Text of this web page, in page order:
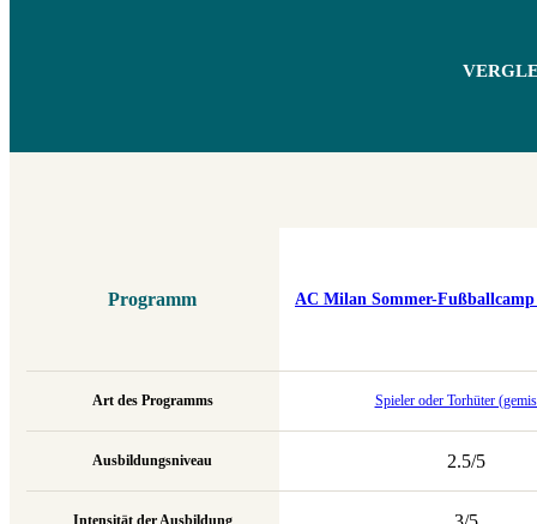
Programm
Art des Programms
Ausbildungsniveau
AC Milan Sommer-
Spieler oder Torhüter
2.5/5